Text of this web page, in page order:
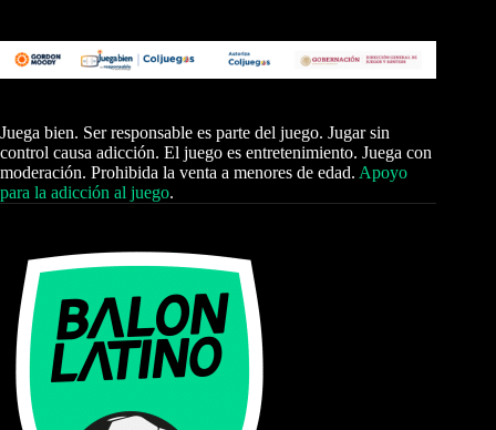
Juega bien. Ser responsable es parte del juego. Jugar sin
control causa adicción. El juego es entretenimiento. Juega con
moderación. Prohibida la venta a menores de edad. Apoyo
para la adicción al juego.